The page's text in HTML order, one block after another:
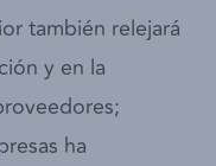
también relejará
y en la
ha